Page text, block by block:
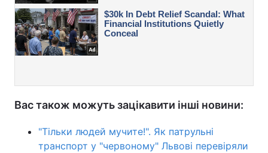
Вас також можуть зацікавити інші новини:
"Тільки людей мучите!". Як патрульні
транспорт у "червоному" Львові перевіряли